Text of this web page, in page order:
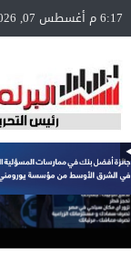
6:17 م أغسطس 07, 2026